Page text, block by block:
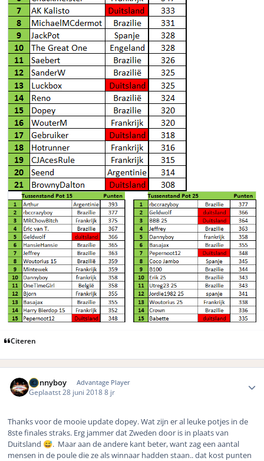
Citeren
Dannyboy Advantage Player
Geplaatst 28 juni 20188 jr
Thanks voor de mooie update dopey. Wat zijn er al leuke potjes in de
8ste finales straks. Erg jammer dat Zweden door is in plaats van
Duitsland 😅. Maar aan de andere kant beter, want zag een aantal
mensen in de poule die ze als winnaar hadden staan.. dat kost punten